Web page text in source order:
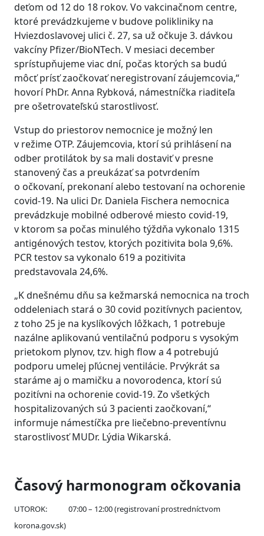
deťom od 12 do 18 rokov. Vo vakcinačnom centre,
ktoré prevádzkujeme v budove polikliniky na
Hviezdoslavovej ulici č. 27, sa už očkuje 3. dávkou
vakcíny Pfizer/BioNTech. V mesiaci december
sprístupňujeme viac dní, počas ktorých sa budú
môcť prísť zaočkovať neregistrovaní záujemcovia,“
hovorí PhDr. Anna Rybková, námestníčka riaditeľa
pre ošetrovateľskú starostlivosť.
Vstup do priestorov nemocnice je možný len
v režime OTP. Záujemcovia, ktorí sú prihlásení na
odber protilátok by sa mali dostaviť v presne
stanovený čas a preukázať sa potvrdením
o očkovaní, prekonaní alebo testovaní na ochorenie
covid-19. Na ulici Dr. Daniela Fischera nemocnica
prevádzkuje mobilné odberové miesto covid-19,
v ktorom sa počas minulého týždňa vykonalo 1315
antigénových testov, ktorých pozitivita bola 9,6%.
PCR testov sa vykonalo 619 a pozitivita
predstavovala 24,6%.
„K dnešnému dňu sa kežmarská nemocnica na troch
oddeleniach stará o 30 covid pozitívnych pacientov,
z toho 25 je na kyslíkových lôžkach, 1 potrebuje
nazálne aplikovanú ventilačnú podporu s vysokým
prietokom plynov, tzv. high flow a 4 potrebujú
podporu umelej pľúcnej ventilácie. Prvýkrát sa
staráme aj o mamičku a novorodenca, ktorí sú
pozitívni na ochorenie covid-19. Zo všetkých
hospitalizovaných sú 3 pacienti zaočkovaní,“
informuje námestíčka pre liečebno-preventívnu
starostlivosť MUDr. Lýdia Wikarská.
Časový harmonogram očkovania
UTOROK: 07:00 – 12:00 (registrovaní prostredníctvom
korona.gov.sk)